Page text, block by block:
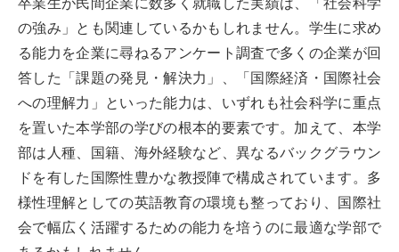
の強み」とも関連しているかもしれません。学生に求め
る能力を企業に尋ねるアンケート調査で多くの企業が回
答した「課題の発見・解決力」、「国際経済・国際社会
への理解力」といった能力は、いずれも社会科学に重点
を置いた本学部の学びの根本的要素です。加えて、本学
部は人種、国籍、海外経験など、異なるバックグラウン
ドを有した国際性豊かな教授陣で構成されています。多
様性理解としての英語教育の環境も整っており、国際社
会で幅広く活躍するための能力を培うのに最適な学部で